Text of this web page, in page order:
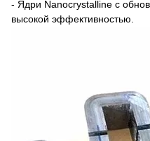
- Ядри Nanocrystalline c
высокой эффективностью.